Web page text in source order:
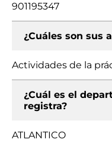
901195347
¿Cuáles son sus
Actividades de la
¿Cuál es el
registra?
ATLANTICO